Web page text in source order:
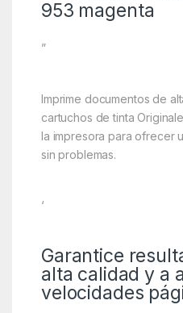
953 magenta
”
Imprime documentos de
cartuchos de tinta
la impresora para ofrecer
sin problemas.
‘
Garantice
alta calidad y a
velocidades